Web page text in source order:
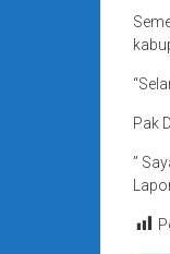
Pak
”